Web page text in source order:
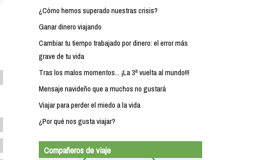
¿Cómo hemos superado nuestras crisis?
Ganar dinero viajando
Cambiar tu tiempo trabajado por dinero: el error más
grave de tu vida
Tras los malos momentos... ¡La 3ª vuelta al mundo!!!
Mensaje navideño que a muchos no gustará
Viajar para perder el miedo a la vida
¿Por qué nos gusta viajar?
Compañeros de viaje